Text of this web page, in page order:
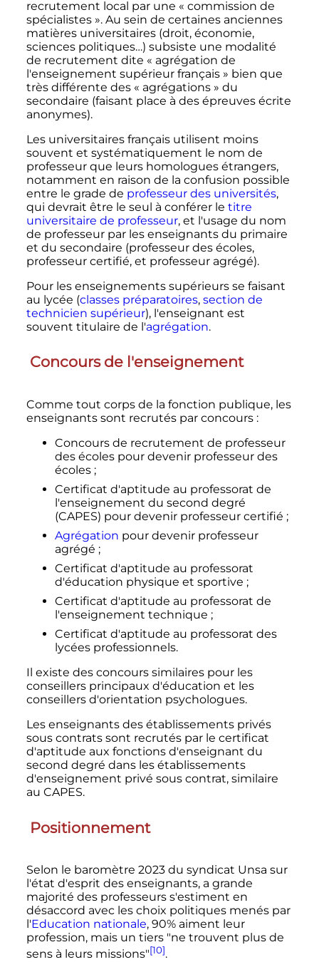
recrutement local par une « commission de
spécialistes ». Au sein de certaines anciennes
matières universitaires (droit, économie,
sciences politiques…) subsiste une modalité
de recrutement dite « agrégation de
l'enseignement supérieur français » bien que
très différente des « agrégations » du
secondaire (faisant place à des épreuves écrite
anonymes).
Les universitaires français utilisent moins
souvent et systématiquement le nom de
professeur que leurs homologues étrangers,
notamment en raison de la confusion possible
entre le grade de professeur des universités,
qui devrait être le seul à conférer le titre
universitaire de professeur, et l'usage du nom
de professeur par les enseignants du primaire
et du secondaire (professeur des écoles,
professeur certifié, et professeur agrégé).
Pour les enseignements supérieurs se faisant
au lycée (classes préparatoires, section de
technicien supérieur), l'enseignant est
souvent titulaire de l'agrégation.
Concours de l'enseignement
Comme tout corps de la fonction publique, les
enseignants sont recrutés par concours :
Concours de recrutement de professeur
des écoles pour devenir professeur des
écoles ;
Certificat d'aptitude au professorat de
l'enseignement du second degré
(CAPES) pour devenir professeur certifié ;
Agrégation pour devenir professeur
agrégé ;
Certificat d'aptitude au professorat
d'éducation physique et sportive ;
Certificat d'aptitude au professorat de
l'enseignement technique ;
Certificat d'aptitude au professorat des
lycées professionnels.
Il existe des concours similaires pour les
conseillers principaux d'éducation et les
conseillers d'orientation psychologues.
Les enseignants des établissements privés
sous contrats sont recrutés par le certificat
d'aptitude aux fonctions d'enseignant du
second degré dans les établissements
d'enseignement privé sous contrat, similaire
au CAPES.
Positionnement
Selon le baromètre 2023 du syndicat Unsa sur
l'état d'esprit des enseignants, a grande
majorité des professeurs s'estiment en
désaccord avec les choix politiques menés par
l'Education nationale, 90% aiment leur
profession, mais un tiers "ne trouvent plus de
sens à leurs missions"[10].